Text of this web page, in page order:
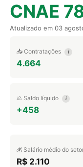
CNAE
Atualizado em 03
📥 Contratações i
4.664
⚖️ Saldo líquido i
+458
💰 Salário médio do
R$ 2.110